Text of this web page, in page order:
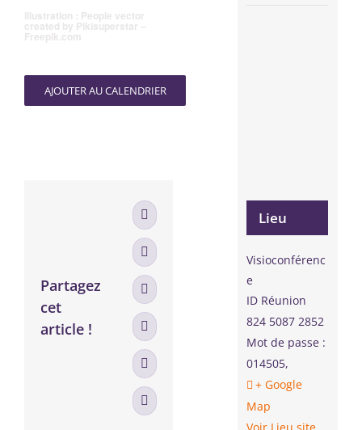
illustration : People vector
created by Pikisuperstar –
Freepik.com
AJOUTER AU CALENDRIER
Partagez
cet
article !
Facebook
X
LinkedIn
WhatsApp
Tumblr
Email
Lieu
Visioconférenc
e
ID Réunion
824 5087 2852
Mot de passe :
014505,
+ Google
Map
Voir Lieu site